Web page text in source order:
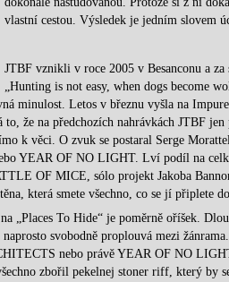
vlastní cestou. Výsledek je jedním slovem
JTBF vznikli v roce 2005 v Besanconu a
„Hunting is not easy, when dogs become
minulost. Letos v březnu vyšla na
to, že na předchozích nahrávkách JTBF
k věci. O zvuk se postaral Serge
YEAR OF NO LIGHT. Lví podíl na
OF MICE, sólo projekt Jakoba
která smete všechno, co se jí připlete
„Places To Hide“ je poměrně oříšek.
svobodně proplouvá mezi
nebo právě YEAR OF NO
zbořil pekelnej stoner riff, který